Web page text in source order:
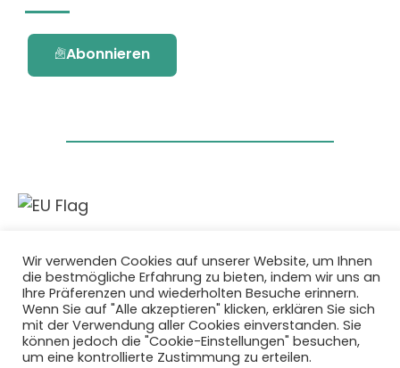
Abonnieren
und Innovationsprogramm Horizon 2020 der
Europäischen Union unter der
Fördervereinbarung Nr. 101036418 gefördert.
Datenschutzbestimmungen|Cookie-
Richtlinie
Wir verwenden Cookies auf unserer Website, um Ihnen
die bestmögliche Erfahrung zu bieten, indem wir uns an
Ihre Präferenzen und wiederholten Besuche erinnern.
Wenn Sie auf "Alle akzeptieren" klicken, erklären Sie sich
mit der Verwendung aller Cookies einverstanden. Sie
können jedoch die "Cookie-Einstellungen" besuchen,
um eine kontrollierte Zustimmung zu erteilen.